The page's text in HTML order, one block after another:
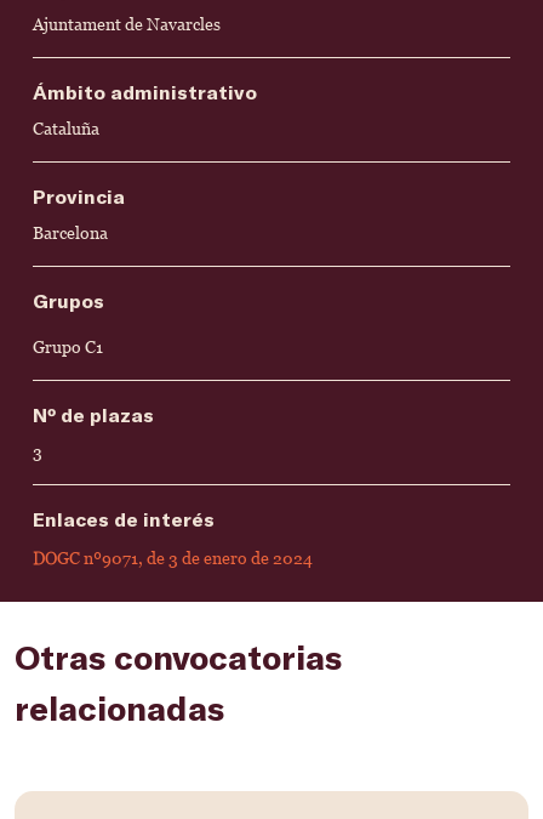
Ajuntament de Navarcles
Ámbito administrativo
Cataluña
Provincia
Barcelona
Grupos
Grupo C1
Nº de plazas
3
Enlaces de interés
DOGC nº9071, de 3 de enero de 2024
Otras convocatorias
relacionadas